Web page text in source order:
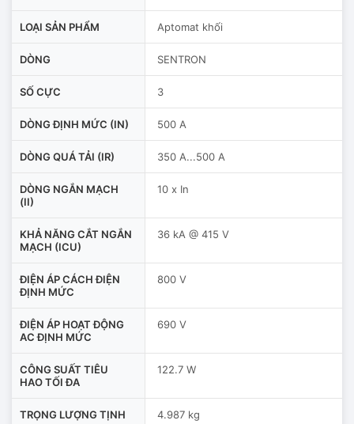
LOẠI SẢN PHẨM Aptomat khối
DÒNG SENTRON
SỐ CỰC 3
DÒNG ĐỊNH MỨC (IN) 500 A
DÒNG QUÁ TẢI (IR) 350 A...500 A
DÒNG NGẮN MẠCH
(II)
10 x In
KHẢ NĂNG CẮT NGẮN
MẠCH (ICU)
36 kA @ 415 V
ĐIỆN ÁP CÁCH ĐIỆN
ĐỊNH MỨC
800 V
ĐIỆN ÁP HOẠT ĐỘNG
AC ĐỊNH MỨC
690 V
CÔNG SUẤT TIÊU
HAO TỐI ĐA
122.7 W
TRỌNG LƯỢNG TỊNH 4.987 kg